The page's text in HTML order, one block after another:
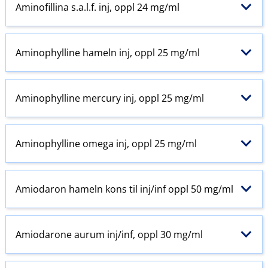
Aminofillina s.a.l.f. inj, oppl 24 mg/ml
Aminophylline hameln inj, oppl 25 mg/ml
Aminophylline mercury inj, oppl 25 mg/ml
Aminophylline omega inj, oppl 25 mg/ml
Amiodaron hameln kons til inj​/​inf oppl 50 mg/ml
Amiodarone aurum inj​/​inf, oppl 30 mg/ml